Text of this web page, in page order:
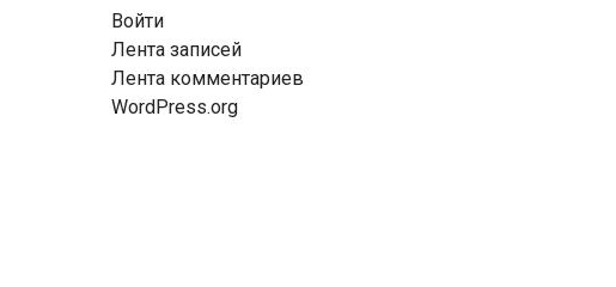
Войти
Лента записей
Лента комментариев
WordPress.org